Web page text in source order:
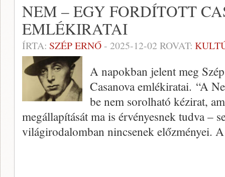
NEM – EGY FORDÍTOTT
EMLÉKIRATAI
ÍRTA: SZÉP ERNŐ- 2025-12-02 ROVAT:
A napokban jelent meg
Casanova emlékiratai. “A
be nem sorolható kézirat,
megállapítását ma is érvényesnek tudva –
világirodalomban nincsenek előzményei.